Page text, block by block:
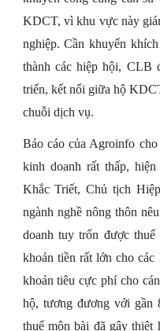
KDCT, vì khu vực này
nghiệp. Cần khuyến
thành các hiệp hội, CLB
triển, kết nối giữa hộ
chuỗi dịch vụ.
Báo cáo của Agroinfo
kinh doanh rất thấp,
Khắc Triết, Chủ tịch
ngành nghề nông thôn
doanh tuy trốn được
khoản tiền rất lớn cho
khoản tiêu cực phí cho
hộ, tương đương với gần
thuế môn bài đã gây thiệt